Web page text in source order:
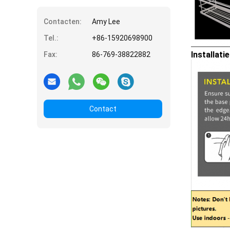
Contacten:
Amy Lee
Tel.:
+86-15920698900
Fax:
86-769-38822882
Contact